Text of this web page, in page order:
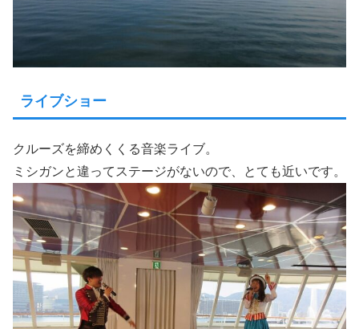
ライブショー
クルーズを締めくくる音楽ライブ。
ミシガンと違ってステージがないので、とても近いです。